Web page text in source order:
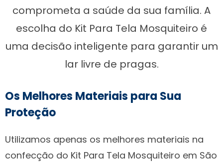
comprometa a saúde da sua família. A
escolha do Kit Para Tela Mosquiteiro é
uma decisão inteligente para garantir um
lar livre de pragas.
Os Melhores Materiais para Sua
Proteção
Utilizamos apenas os melhores materiais na
confecção do Kit Para Tela Mosquiteiro em São